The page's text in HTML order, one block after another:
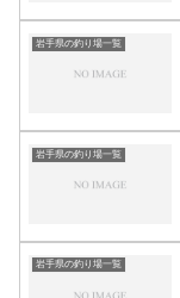
岩手県の釣り場一覧
岩手県の釣り場一覧
岩手県の釣り場一覧